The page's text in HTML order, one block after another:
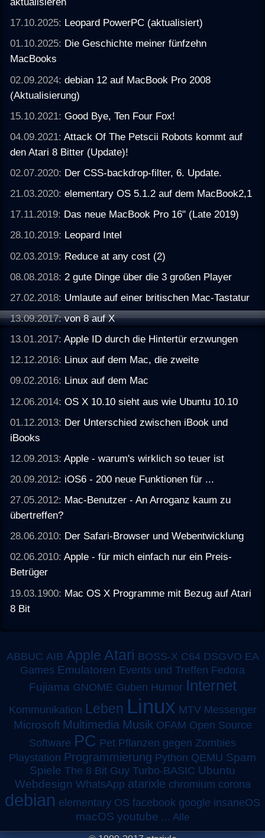
17.10.2025: Leopard PowerPC (aktualisiert)
01.10.2025: Die Geschichte meiner fünfzehn
MacBooks
02.09.2024:debian 12 auf MacBook Pro 2008
(Aktualisierung)
15.10.2021:Good Bye, Ten Four Fox!
04.09.2021:Attack Of The Petscii Robots kommt auf
den Atari 8 Bitter (Update)!
02.07.2020: Der CSS-backdrop-filter, 6. Update.
21.03.2020:elementary OS 5.1.2 auf dem MacBook2,1
17.11.2019: Das neue MacBook Pro 16" (Late 2019)
28.10.2019: Leopard Intel
02.03.2019: Reduce at any cost (2)
08.08.2018: 2 gute Dinge über die 3 großen Player
27.02.2018: Umlaute auf einer britischen Mac-Tastatur
13.09.2017:von 8 auf X
13.01.2017:Apple ID durch die Hintertür erzwungen
12.12.2016: Linux auf dem Mac, die zweite
09.02.2016: Linux auf dem Mac
12.06.2014:OS X 10.10 sieht aus wie Ubuntu 10.10
01.12.2013: Der Unterschied zwischen iBook und
iBooks
12.09.2013:Apple - warum's wirklich so teuer ist
20.09.2012: iOS6 - 200 neue Funktionen für ...
27.05.2012: Mac-Benutzer - An Arroganz kaum zu
übertreffen?
28.06.2010: Der Safari-Browser und Webentwicklung
02.06.2010:Apple - für mich einfach nur ein Preis-
Betrüger
19.03.1900: Mac OS X Programme mit Bezug auf Atari
8 Bit
ABBUC AIB Apple Atari BOSS-X C64 DSGVO EA
Games Emulatoren Events und Treffen Fedora
Fujiama GNOME Guben Humor Internet
Kommunikation Leben Linux MTV Messenger
Microsoft Multimedia Musik OFAM Open Source
Software PC Pet Pflanzen gegen Zombies
Playstation Programmierung Python QEMU Spam
Spiele The 8 Bit Guy Turbo-BASIC Ubuntu
Webdesign WhatsApp atarixle chromium corona
debian elementary OS facebook google insaneOS
macOS youtube ... Alle